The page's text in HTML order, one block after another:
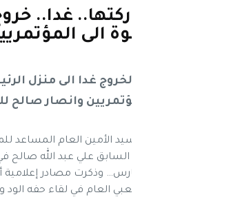
تعلن مشاركتها.. غدا..
صالح ودعوة الى
مشاركتها بالخروج غدا الى منزل
ودعوة الى المؤتمريين وانصار صالح
فائقة السيد الأمين العام المساعد
إلى منزل الرئيس السابق علي عبد الله صالح
للاحتفال بذكرى ميلاد صالح الذي يوافق 21
واعضاء المؤتمر الشعبي العام في لقاء حفه الود